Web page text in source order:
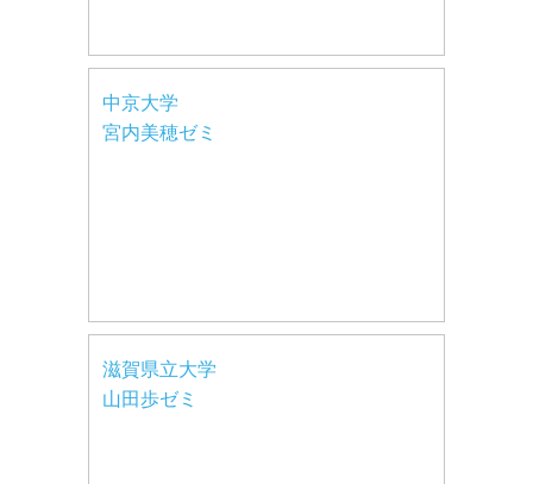
中京大学
宮内美穂ゼミ
滋賀県立大学
山田歩ゼミ